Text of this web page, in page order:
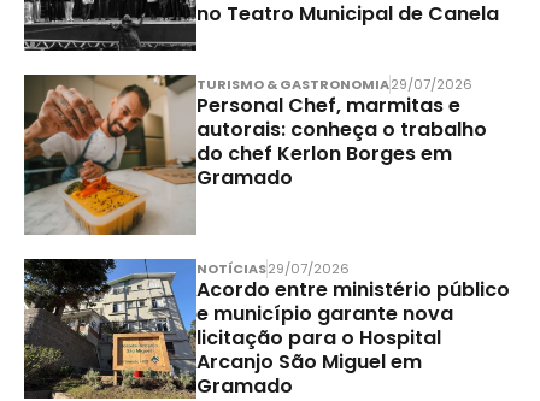
no Teatro Municipal de Canela
TURISMO & GASTRONOMIA29/07/2026
Personal Chef, marmitas e
autorais: conheça o trabalho
do chef Kerlon Borges em
Gramado
NOTÍCIAS29/07/2026
Acordo entre ministério público
e município garante nova
licitação para o Hospital
Arcanjo São Miguel em
Gramado